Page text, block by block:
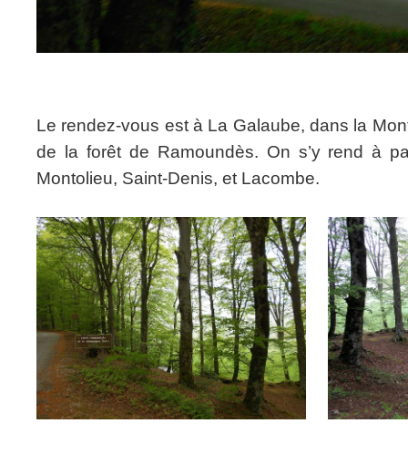
Le rendez-vous est à La Galaube, dans la
de la forêt de Ramoundès. On s’y rend à
Montolieu, Saint-Denis, et Lacombe.